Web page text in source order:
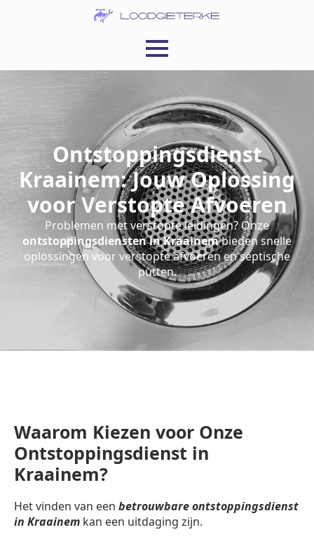
Ontstoppingsdienst
Kraainem: Jouw Oplossing
voor Verstopte Afvoeren
Problemen met verstopte leidingen? Onze
ontstoppingsdiensten in Kraainembieden snelle
oplossingen voor verstopte afvoeren en septische
putten.
Waarom Kiezen voor Onze
Ontstoppingsdienst in
Kraainem?
Het vinden van een betrouwbare ontstoppingsdienst
in Kraainem kan een uitdaging zijn.